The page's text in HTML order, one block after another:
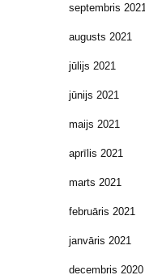
septembris 2021
augusts 2021
jūlijs 2021
jūnijs 2021
maijs 2021
aprīlis 2021
marts 2021
februāris 2021
janvāris 2021
decembris 2020